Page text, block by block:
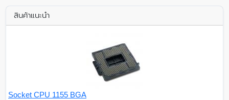
สินค้าแนะนำ
Socket CPU 1155 BGA